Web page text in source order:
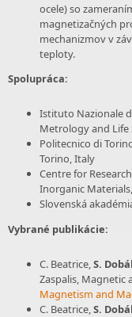
ocele) so
magnetizačných
mechanizmov v
teploty.
Spolupráca:
Istituto Nazionale
Metrology and Life
Politecnico di
Torino, Italy
Centre for
Inorganic
Slovenská
Vybrané publikácie:
C. Beatrice,S.
Zaspalis, Magnetic
Magnetism and
C. Beatrice,S.